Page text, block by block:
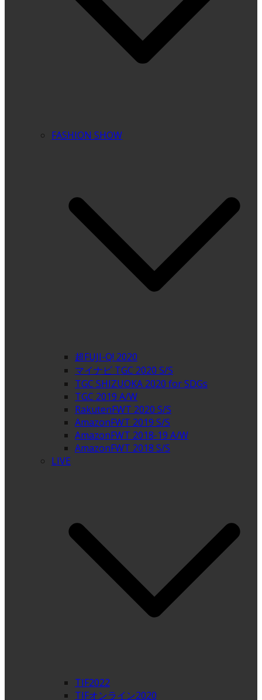
FASHION SHOW
超FUJI-Q! 2020
マイナビ TGC 2020 S/S
TGC SHIZUOKA 2020 for SDGs
TGC 2019 A/W
RakutenFWT 2020 S/S
AmazonFWT 2019 S/S
AmazonFWT 2018-19 A/W
AmazonFWT 2018 S/S
LIVE
TIF2022
TIFオンライン2020